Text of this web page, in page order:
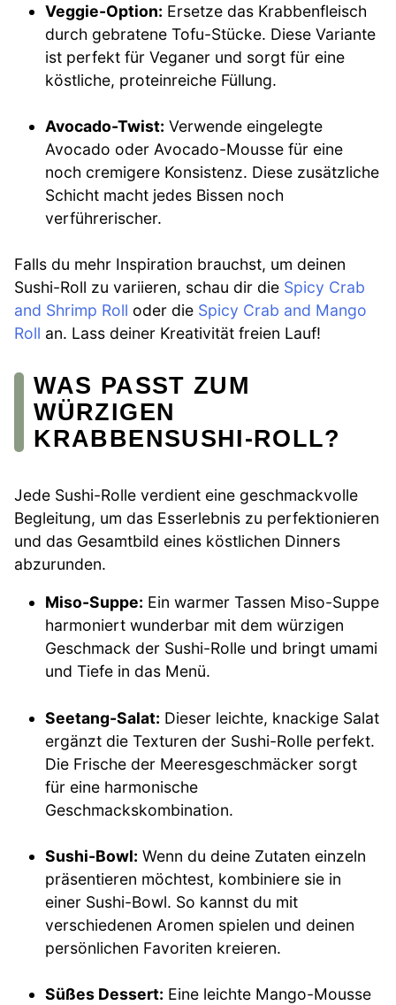
Veggie-Option: Ersetze das Krabbenfleisch
durch gebratene Tofu-Stücke. Diese Variante
ist perfekt für Veganer und sorgt für eine
köstliche, proteinreiche Füllung.
Avocado-Twist: Verwende eingelegte
Avocado oder Avocado-Mousse für eine
noch cremigere Konsistenz. Diese zusätzliche
Schicht macht jedes Bissen noch
verführerischer.
Falls du mehr Inspiration brauchst, um deinen
Sushi-Roll zu variieren, schau dir die Spicy Crab
and Shrimp Roll oder die Spicy Crab and Mango
Roll an. Lass deiner Kreativität freien Lauf!
WAS PASST ZUM
WÜRZIGEN
KRABBENSUSHI-ROLL?
Jede Sushi-Rolle verdient eine geschmackvolle
Begleitung, um das Esserlebnis zu perfektionieren
und das Gesamtbild eines köstlichen Dinners
abzurunden.
Miso-Suppe: Ein warmer Tassen Miso-Suppe
harmoniert wunderbar mit dem würzigen
Geschmack der Sushi-Rolle und bringt umami
und Tiefe in das Menü.
Seetang-Salat: Dieser leichte, knackige Salat
ergänzt die Texturen der Sushi-Rolle perfekt.
Die Frische der Meeresgeschmäcker sorgt
für eine harmonische
Geschmackskombination.
Sushi-Bowl: Wenn du deine Zutaten einzeln
präsentieren möchtest, kombiniere sie in
einer Sushi-Bowl. So kannst du mit
verschiedenen Aromen spielen und deinen
persönlichen Favoriten kreieren.
Süßes Dessert: Eine leichte Mango-Mousse